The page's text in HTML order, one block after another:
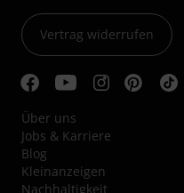
Vertrag widerrufen
Über uns
Jobs & Karriere
Blog
Kleinanzeigen
Nachhaltigkeit